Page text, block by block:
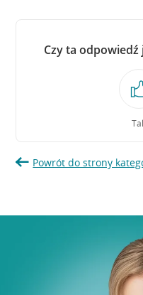
Czy ta odpowiedź
Powrót do strony